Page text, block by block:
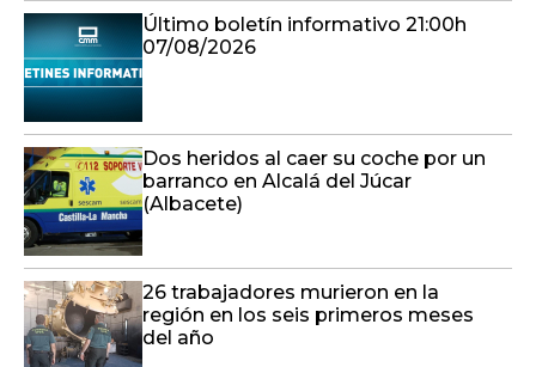
Último boletín informativo 21:00h
07/08/2026
Dos heridos al caer su coche por un
barranco en Alcalá del Júcar
(Albacete)
26 trabajadores murieron en la
región en los seis primeros meses
del año